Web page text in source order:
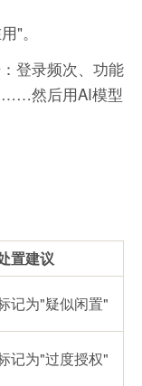
"。
登录频次、功能
……然后用AI模型
置建议
记为"疑似闲置"
记为"过度授权"